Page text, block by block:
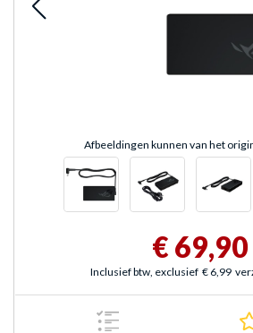
Afbeeldingen kunnen van het
€ 69,90
Inclusief btw, exclusief € 6,99